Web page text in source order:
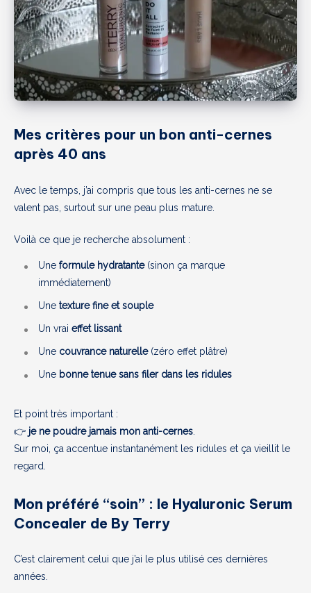
Mes critères pour un bon anti-cernes
après 40 ans
Avec le temps, j’ai compris que tous les anti-cernes ne se
valent pas, surtout sur une peau plus mature.
Voilà ce que je recherche absolument :
Une formule hydratante(sinon ça marque
immédiatement)
Une texture fine et souple
Un vrai effet lissant
Une couvrance naturelle(zéro effet plâtre)
Une bonne tenue sans filer dans les ridules
Et point très important :
👉 je ne poudre jamais mon anti-cernes.
Sur moi, ça accentue instantanément les ridules et ça vieillit le
regard.
Mon préféré “soin” : le Hyaluronic Serum
Concealer de By Terry
C’est clairement celui que j’ai le plus utilisé ces dernières
années.